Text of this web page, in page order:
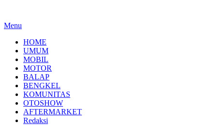
Menu
HOME
UMUM
MOBIL
MOTOR
BALAP
BENGKEL
KOMUNITAS
OTOSHOW
AFTERMARKET
Redaksi